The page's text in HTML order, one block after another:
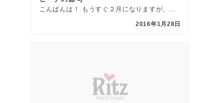
こんばんは！ もうすぐ２月になりますが、あっという間に３月がやってきます！ ３月３日は何の日かわかり […]
2016年1月28日